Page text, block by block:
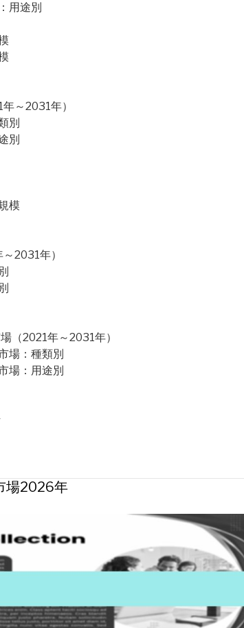
用途別
～2031年）
別
別
模
2031年）
（2021年～2031年）
場：種類別
場：用途別
場2026年